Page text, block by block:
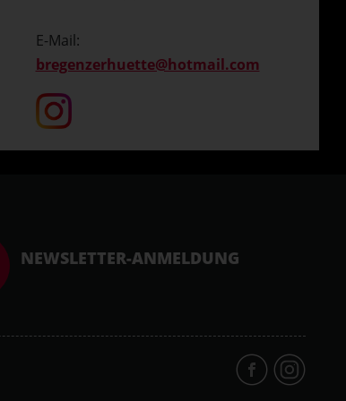
E-Mail:
bregenzerhuette@hotmail.com
NEWSLETTER-ANMELDUNG